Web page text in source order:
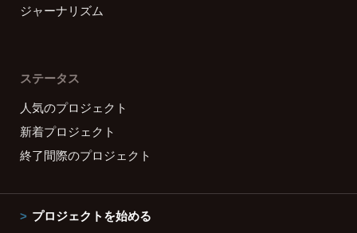
ジャーナリズム
ステータス
人気のプロジェクト
新着プロジェクト
終了間際のプロジェクト
プロジェクトを始める